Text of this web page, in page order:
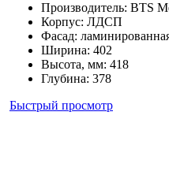
Производитель: BTS
Корпус: ЛДСП
Фасад:
Ширина: 402
Высота, мм: 418
Глубина: 378
Быстрый просмотр